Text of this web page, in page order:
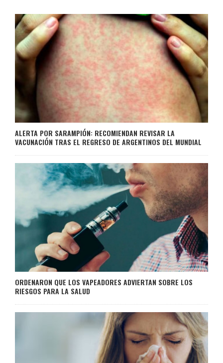
ALERTA POR SARAMPIÓN: RECOMIENDAN REVISAR LA
VACUNACIÓN TRAS EL REGRESO DE ARGENTINOS DEL MUNDIAL
ORDENARON QUE LOS VAPEADORES ADVIERTAN SOBRE LOS
RIESGOS PARA LA SALUD